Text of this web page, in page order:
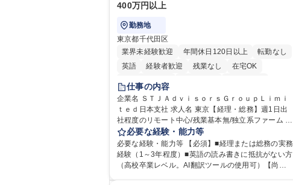
400万円以上
勤務地
東京都千代田区
業界未経験歓迎
年間休日120日以上
転勤なし
英語
経験者歓迎 残業なし
在宅OK
完全週休2日制
仕事の内容
企業名 ＳＴＪＡｄｖｉｓｏｒｓＧｒｏｕｐＬｉｍｉ
ｔｅｄ日本支社 求人名 東京【経理・総務】週1日出
社程度のリモート中心/残業基本無/独立系ファーム 仕
事の内容 独立系ECMアドバイザリーファームとして
上場前後の資本市場戦略を設計する当社にて経理・
総務をお任せします。基礎的なバックオフィス業務
からスタートし組織を支える専任担当として広く活
必要な経験・能力等
必要な経験・能力等 【必須】■経理または総務の実務
経験（1～3年程度）■英語の読み書きに抵抗がない方
（高校卒業レベル。AI翻訳ツールの使用可）【尚